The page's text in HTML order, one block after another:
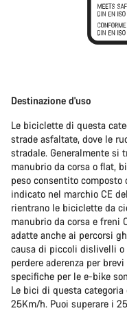
Destinazione d'uso
Le biciclette di questa
strade asfaltate, dove le
stradale. Generalmente si
manubrio da corsa o flat,
peso consentito
indicato nel marchio CE
rientrano le biciclette da
manubrio da corsa e freni
adatte anche ai percorsi
causa di piccoli dislivelli o
perdere aderenza per
specifiche per le e-bike
Le bici di questa
25Km/h. Puoi superare i